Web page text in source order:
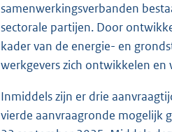
samenwerkingsverbanden
sectorale partijen. Door
kader van de energie- en
werkgevers zich ontwikkelen
Inmiddels zijn er drie
vierde aanvraagronde mogelijk